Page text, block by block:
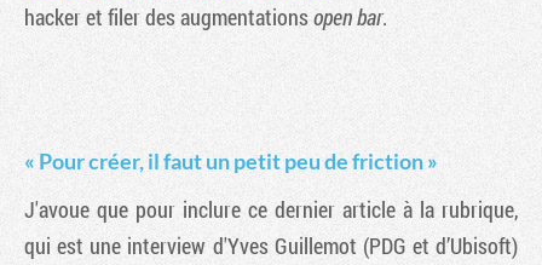
hacker et filer des augmentationsopen bar.
« Pour créer, il faut un petit peu de friction »
J'avoue que pour inclure ce dernier article à la rubrique,
qui est une interview d'Yves Guillemot (PDG et d’Ubisoft)